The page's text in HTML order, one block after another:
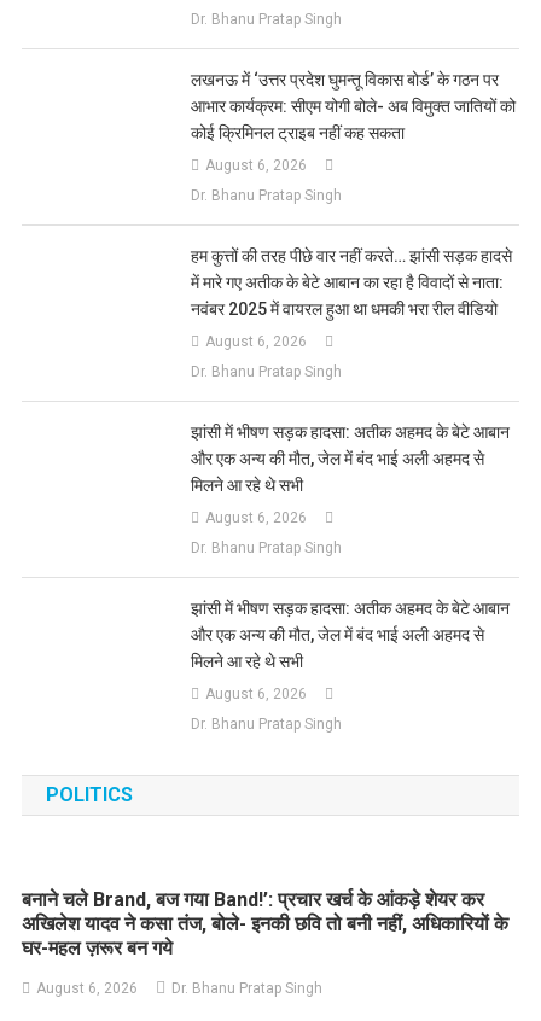
Dr. Bhanu Pratap Singh
लखनऊ में ‘उत्तर प्रदेश घुमन्तू विकास बोर्ड’ के गठन पर
आभार कार्यक्रम: सीएम योगी बोले- अब विमुक्त जातियों को
कोई क्रिमिनल ट्राइब नहीं कह सकता
August 6, 2026
Dr. Bhanu Pratap Singh
हम कुत्तों की तरह पीछे वार नहीं करते… झांसी सड़क हादसे
में मारे गए अतीक के बेटे आबान का रहा है विवादों से नाता:
नवंबर 2025 में वायरल हुआ था धमकी भरा रील वीडियो
August 6, 2026
Dr. Bhanu Pratap Singh
झांसी में भीषण सड़क हादसा: अतीक अहमद के बेटे आबान
और एक अन्य की मौत, जेल में बंद भाई अली अहमद से
मिलने आ रहे थे सभी
August 6, 2026
Dr. Bhanu Pratap Singh
झांसी में भीषण सड़क हादसा: अतीक अहमद के बेटे आबान
और एक अन्य की मौत, जेल में बंद भाई अली अहमद से
मिलने आ रहे थे सभी
August 6, 2026
Dr. Bhanu Pratap Singh
POLITICS
बनाने चले Brand, बज गया Band!’: प्रचार खर्च के आंकड़े शेयर कर
अखिलेश यादव ने कसा तंज, बोले- इनकी छवि तो बनी नहीं, अधिकारियों के
घर-महल ज़रूर बन गये
August 6, 2026 Dr. Bhanu Pratap Singh